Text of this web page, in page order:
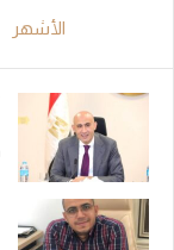
الأشهر